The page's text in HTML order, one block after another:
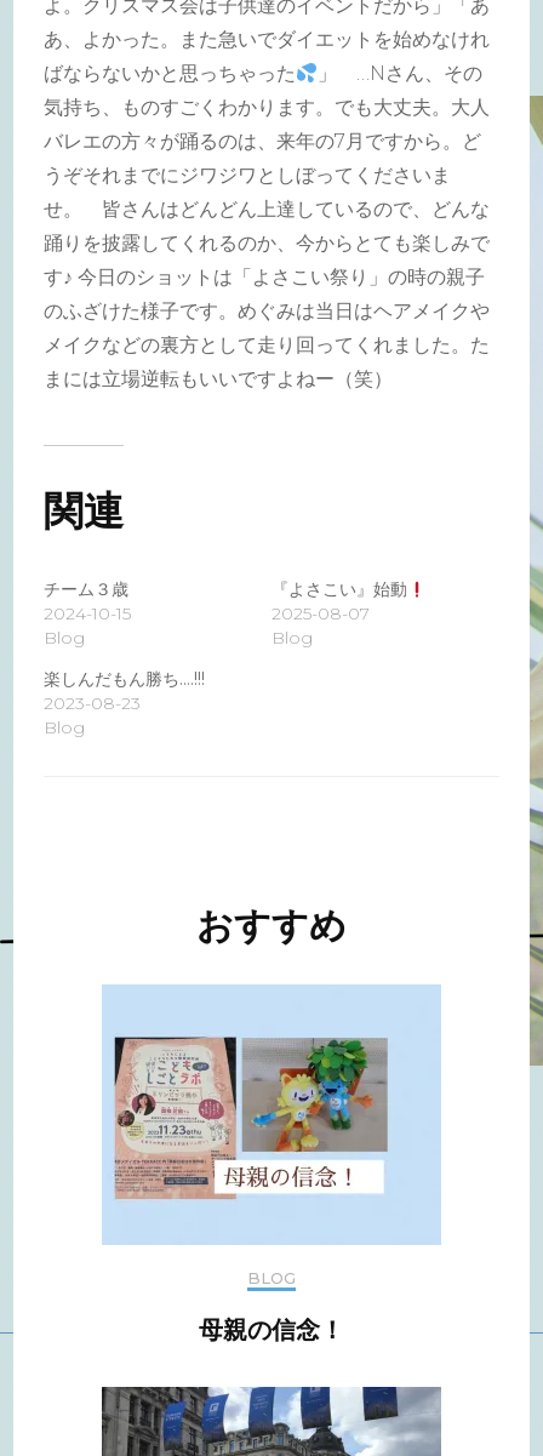
よ。クリスマス会は子供達のイベントだから」「あ
あ、よかった。また急いでダイエットを始めなけれ
ばならないかと思っちゃった
」 …Nさん、その
気持ち、ものすごくわかります。でも大丈夫。大人
バレエの方々が踊るのは、来年の7月ですから。ど
うぞそれまでにジワジワとしぼってくださいま
せ。 皆さんはどんどん上達しているので、どんな
踊りを披露してくれるのか、今からとても楽しみで
す♪ 今日のショットは「よさこい祭り」の時の親子
のふざけた様子です。めぐみは当日はヘアメイクや
メイクなどの裏方として走り回ってくれました。た
まには立場逆転もいいですよねー（笑）
関連
チーム３歳
2024-10-15
Blog
『よさこい』始動
2025-08-07
Blog
楽しんだもん勝ち….!!!
2023-08-23
Blog
おすすめ
BLOG
母親の信念！